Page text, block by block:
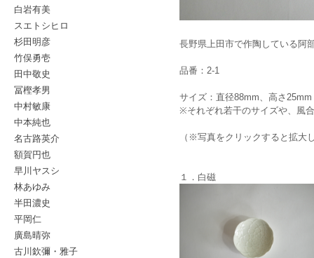
白岩有美
スエトシヒロ
杉田明彦
竹俣勇壱
田中敬史
冨樫孝男
中村敏康
中本純也
名古路英介
額賀円也
早川ヤスシ
林あゆみ
半田濃史
平岡仁
廣島晴弥
古川欽彌・雅子
長野県上田市で作陶している阿
品番：2-1
サイズ：直径88mm、高さ25mm
※それぞれ若干のサイズや、風
（※写真をクリックすると拡大
１．白磁